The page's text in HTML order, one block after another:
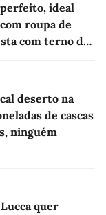
ideal
roupa de
com terno de
deserto na
de cascas
ninguém
quer